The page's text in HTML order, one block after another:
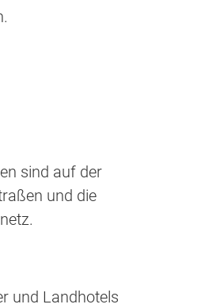
sind auf der
und die
und Landhotels